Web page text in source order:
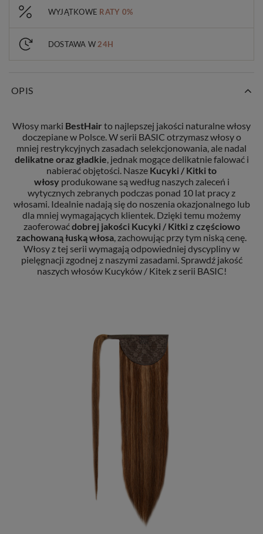
WYJĄTKOWE RATY 0%
DOSTAWA W 24H
OPIS
Włosy marki BestHair to najlepszej jakości naturalne włosy
doczepiane w Polsce. W serii BASIC otrzymasz włosy o
mniej restrykcyjnych zasadach selekcjonowania, ale nadal
delikatne oraz gładkie , jednak mogące delikatnie falować i
nabierać objętości. Nasze Kucyki / Kitki to
włosy produkowane są według naszych zaleceń i
wytycznych zebranych podczas ponad 10 lat pracy z
włosami. Idealnie nadają się do noszenia okazjonalnego lub
dla mniej wymagających klientek. Dzięki temu możemy
zaoferowaćdobrej jakości Kucyki / Kitkiz częściowo
zachowaną łuską włosa , zachowując przy tym niską cenę.
Włosy z tej serii wymagają odpowiedniej dyscypliny w
pielęgnacji zgodnej z naszymi zasadami. Sprawdź jakość
naszych włosów Kucyków / Kitek z serii BASIC!